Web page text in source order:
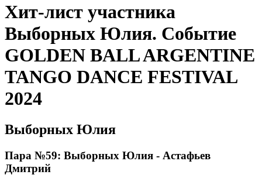
Хит-лист участника
Выборных Юлия. Событие
GOLDEN BALL ARGENTINE
TANGO DANCE FESTIVAL
2024
Выборных Юлия
Пара №59: Выборных Юлия - Астафьев
Дмитрий